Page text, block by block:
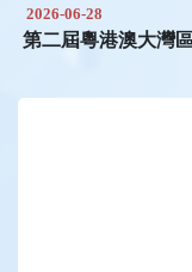
2026-06-28
第二屆粵港澳大灣